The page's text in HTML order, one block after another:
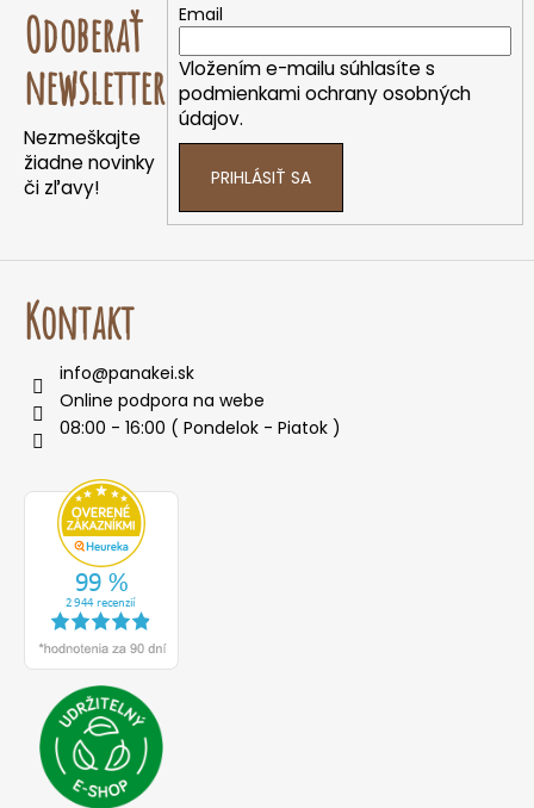
Odoberať
newsletter
Nezmeškajte
žiadne novinky
či zľavy!
Email
Vložením e-mailu súhlasíte s
podmienkami ochrany osobných
údajov.
PRIHLÁSIŤ SA
Kontakt
info@panakei.sk
Online podpora na webe
08:00 - 16:00 ( Pondelok - Piatok )